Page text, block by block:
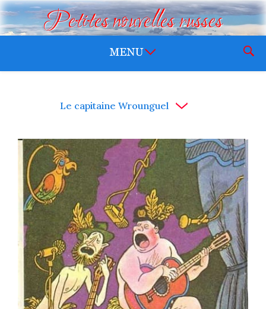
Petites nouvelles russes
Le capitaine Wrounguel